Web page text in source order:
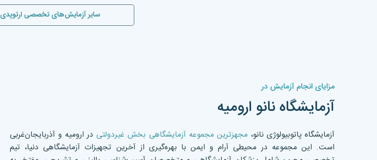
سایر آزمایش‌های تخصصی ارتوپدی
مزایای انجام آزمایش در
آزمایشگاه نانو ارومیه
آزمایشگاه پاتوبیولوژی نانو،مجهزترین مجموعه آزمایشگاهی بخش غیردولتی در ارومیه و آذربایجان‌غربی
است. این مجموعه در محیطی آرام و ایمن با بهره‌گیری از آخرین تجهیزات آزمایشگاهی دنیا، تیم